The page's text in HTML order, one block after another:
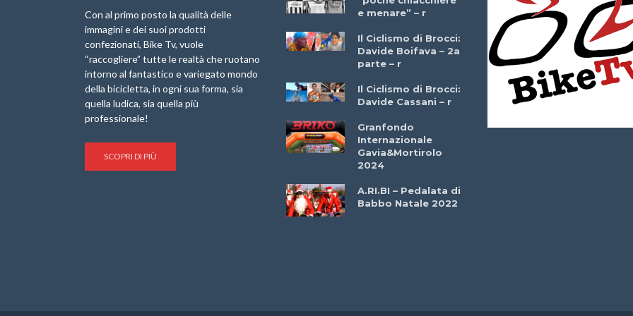
Con al primo posto la qualità delle
immagini e dei suoi prodotti
confezionati, Bike Tv, vuole
“raccogliere” tutte le realtà che ruotano
intorno al fantastico e variegato mondo
della bicicletta, in ogni sua forma, sia
quella ludica, sia quella più
professionale!
SCOPRI DI PIÙ
Briko Torino – 11
Maggio 2025 – r
Giancarlo Brocci
Marathon 2025”
Borghi&Castelli” –
Anteprima
1a Edizione
Granfondo
e menare” – r
Il Ciclismo di Brocci:
Davide Boifava – 2a
parte – r
Il Ciclismo di Brocci:
Davide Cassani – r
Granfondo
Internazionale
Gavia&Mortirolo
2024
A.RI.BI – Pedalata di
Babbo Natale 2022
– r
Che cos’è il
triathlon? Con
Simone Diamantini
– r
Marzo 2025 –